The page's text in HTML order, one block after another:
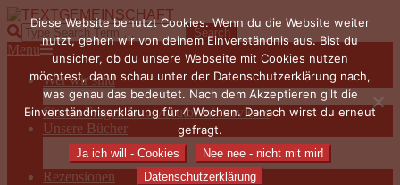
Skip
to
content
TEXTGEMEINSCHAFT
Search
Primary
Navigation
Menu
Menu
Wer wir sind
Die Hauptakteurinnen
Sieben Fragen an… / Autoreninterviews
Unsere Bücher
Autorenservices
Autorenprofile
Rezensionen
Diese Website benutzt Cookies. Wenn du die Website weiter
nutzt, gehen wir von deinem Einverständnis aus. Bist du
unsicher, ob du unsere Webseite mit Cookies nutzen
möchtest, dann schau unter der Datenschutzerklärung nach,
was genau das bedeutet. Nach dem Akzeptieren gilt die
Einverständniserklärung für 4 Wochen. Danach wirst du erneut
gefragt.
Ja ich will - Cookies
Nee nee - nicht mit mir!
Datenschutzerklärung